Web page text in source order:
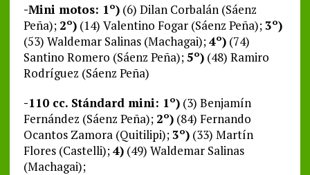
-Mini motos: 1º)(6) Dilan Corbalán (Sáenz
Peña); 2º)(14) Valentino Fogar (Sáenz Peña);3º)
(53) Waldemar Salinas (Machagai);4º)(74)
Santino Romero (Sáenz Peña);5º)(48) Ramiro
Rodríguez (Sáenz Peña)
-110 cc. Stándard mini: 1º)(3) Benjamín
Fernández (Sáenz Peña); 2º)(84) Fernando
Ocantos Zamora (Quitilipi);3º)(33) Martín
Flores (Castelli);4)(49) Waldemar Salinas
(Machagai);